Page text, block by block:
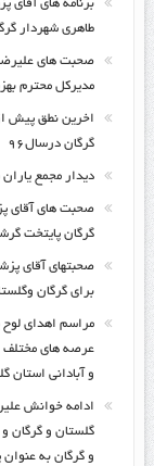
برنامه های آقای
طاهری شهردار
صحبت های علیرضا
مدیرکل محترم
اخرین نطق پیش
گرگان درسال۹۶
دیدار مجمع یاران
صحبت های آقای
گرگان پایتخت
صحبتهای آقای
برای گرگان
مراسم اهدای لوح
عرصه های مختلف
و آبادانی استان
ادامه خوانش
گلستان و گرگان
و گرگان به